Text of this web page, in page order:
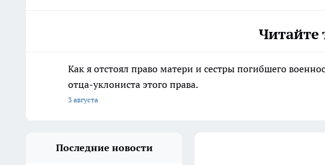
Читайте
Как я отстоял право матери и сестры погибшего
отца-уклониста этого права.
3 августа
Последние новости